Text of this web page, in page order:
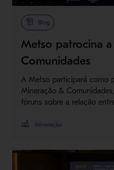
Blog
Metso patrocina a
Comunidades
A Metso participará como
Mineração &
fóruns sobre a relação
Mineração